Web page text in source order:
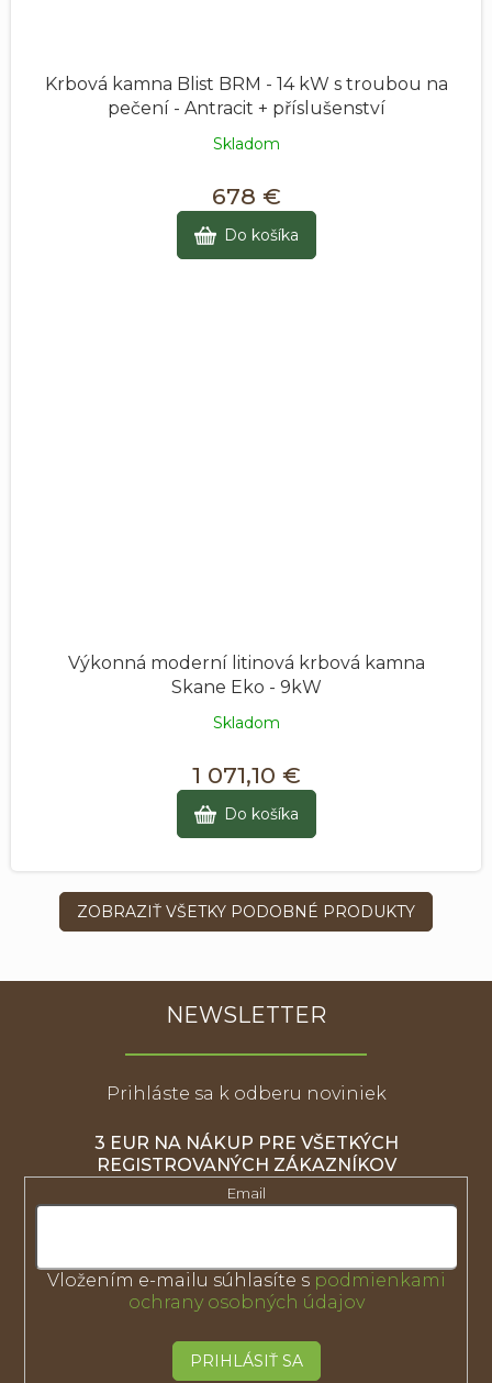
Krbová kamna Blist BRM - 14 kW s troubou na
pečení - Antracit + příslušenství
Skladom
678 €
Do košíka
Výkonná moderní litinová krbová kamna
Skane Eko - 9kW
Skladom
1 071,10 €
Do košíka
ZOBRAZIŤ VŠETKY PODOBNÉ PRODUKTY
NEWSLETTER
Prihláste sa k odberu noviniek
3 EUR NA NÁKUP PRE VŠETKÝCH
REGISTROVANÝCH ZÁKAZNÍKOV
Email
Vložením e-mailu súhlasíte s podmienkami
ochrany osobných údajov
PRIHLÁSIŤ SA